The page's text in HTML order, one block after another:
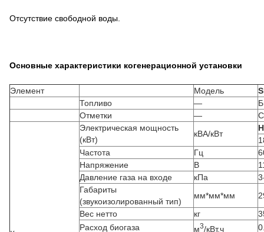
Отсутствие свободной воды.
Основные характеристики когенерационной установки
Элемент Модель
Топливо
—
Отметки
—
Электрическая мощность
(кВт)
кВА/кВт
Частота
Гц
Напряжение
В
Давление газа на входе
кПа
Габариты
(звукоизолированный тип)
мм*мм*мм
Вес нетто
кг
Расход биогаза
м3/кВт.ч